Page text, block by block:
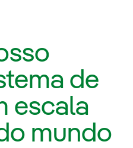
de
escala
mundo